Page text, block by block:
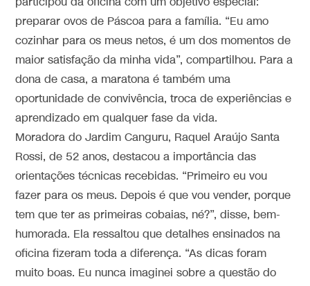
preparar ovos de Páscoa para a família. “Eu amo
cozinhar para os meus netos, é um dos momentos de
maior satisfação da minha vida”, compartilhou. Para a
dona de casa, a maratona é também uma
oportunidade de convivência, troca de experiências e
aprendizado em qualquer fase da vida.
Moradora do Jardim Canguru, Raquel Araújo Santa
Rossi, de 52 anos, destacou a importância das
orientações técnicas recebidas. “Primeiro eu vou
fazer para os meus. Depois é que vou vender, porque
tem que ter as primeiras cobaias, né?”, disse, bem-
humorada. Ela ressaltou que detalhes ensinados na
oficina fizeram toda a diferença. “As dicas foram
muito boas. Eu nunca imaginei sobre a questão do